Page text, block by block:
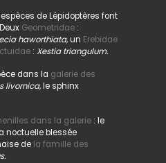
de Lépidoptères font
Geometridae:
haworthiata,un Erebidae
: Xestia triangulum.
dans la galerie des
livornica,le sphinx
dans la galerie : le
noctuelle blessée
dela famille des